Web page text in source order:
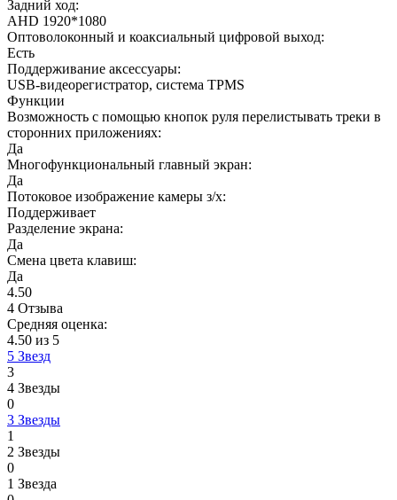
Задний ход:
AHD 1920*1080
Оптоволоконный и коаксиальный цифровой выход:
Есть
Поддерживание аксессуары:
USB-видеорегистратор, система TPMS
Функции
Возможность с помощью кнопок руля перелистывать треки в
сторонних приложениях:
Да
Многофункциональный главный экран:
Да
Потоковое изображение камеры з/х:
Поддерживает
Разделение экрана:
Да
Смена цвета клавиш:
Да
4.50
4 Отзыва
Средняя оценка:
4.50 из 5
5 Звезд
3
4 Звезды
0
3 Звезды
1
2 Звезды
0
1 Звезда